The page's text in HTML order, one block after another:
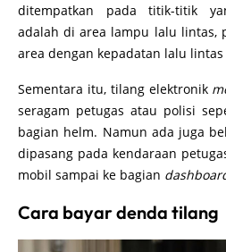
ditempatkan pada titik-titik
adalah di area lampu lalu lintas,
area dengan kepadatan lalu
Sementara itu, tilang elektronik
seragam petugas atau polisi
bagian helm. Namun ada juga
dipasang pada kendaraan
mobil sampai ke bagian
Cara bayar denda tilang